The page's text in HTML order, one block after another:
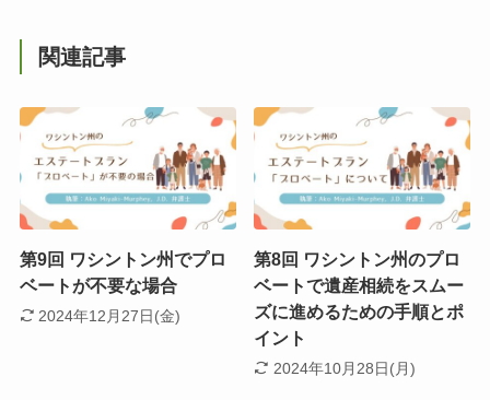
関連記事
第9回 ワシントン州でプロ
ベートが不要な場合
2024年12月27日(金)
第8回 ワシントン州のプロ
ベートで遺産相続をスムー
ズに進めるための手順とポ
イント
2024年10月28日(月)